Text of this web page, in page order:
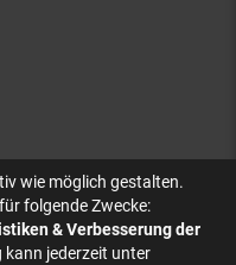
wie möglich gestalten.
folgende Zwecke:
& Verbesserung der
kann jederzeit unter